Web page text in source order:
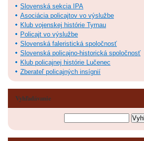
Slovenská sekcia IPA
Asociácia policajtov vo výslužbe
Klub vojenskej histórie Tyrnau
Policajt vo výslužbe
Slovenská faleristická spoločnosť
Slovenská policajno-historická spoločnosť
Klub policajnej histórie Lučenec
Zberateľ policajných insígnií
Vyhľadávanie